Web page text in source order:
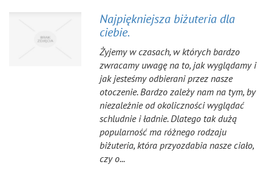
Najpiękniejsza biżuteria dla
ciebie.
Żyjemy w czasach, w których bardzo
zwracamy uwagę na to, jak wyglądamy i
jak jesteśmy odbierani przez nasze
otoczenie. Bardzo zależy nam na tym, by
niezależnie od okoliczności wyglądać
schludnie i ładnie. Dlatego tak dużą
popularność ma różnego rodzaju
biżuteria, która przyozdabia nasze ciało,
czy o...